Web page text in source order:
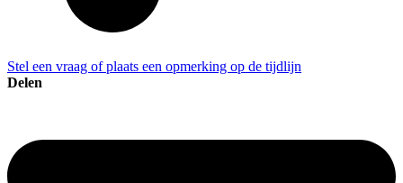
Stel een vraag of plaats een opmerking op de tijdlijn
Delen